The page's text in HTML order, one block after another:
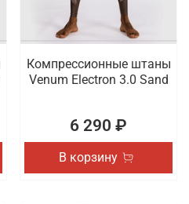
Компрессионные штаны
Venum Electron 3.0 Sand
6 290 ₽
В корзину